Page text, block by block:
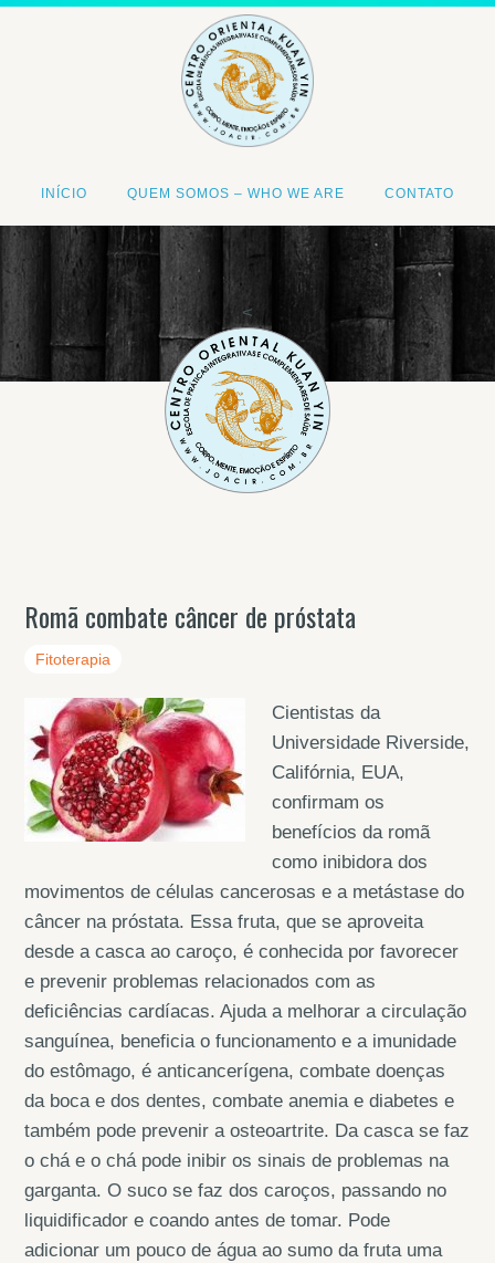
INÍCIO QUEM SOMOS – WHO WE ARE CONTATO
<
Romã combate câncer de próstata
Fitoterapia
Cientistas da
Universidade Riverside,
Califórnia, EUA,
confirmam os
benefícios da romã
como inibidora dos
movimentos de células cancerosas e a metástase do
câncer na próstata. Essa fruta, que se aproveita
desde a casca ao caroço, é conhecida por favorecer
e prevenir problemas relacionados com as
deficiências cardíacas. Ajuda a melhorar a circulação
sanguínea, beneficia o funcionamento e a imunidade
do estômago, é anticancerígena, combate doenças
da boca e dos dentes, combate anemia e diabetes e
também pode prevenir a osteoartrite. Da casca se faz
o chá e o chá pode inibir os sinais de problemas na
garganta. O suco se faz dos caroços, passando no
liquidificador e coando antes de tomar. Pode
adicionar um pouco de água ao sumo da fruta uma